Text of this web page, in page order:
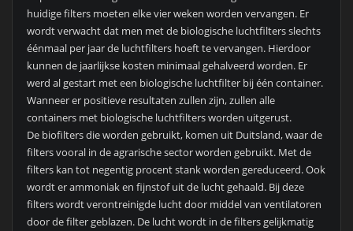
huidige filters moeten elke vier weken worden vervangen. Er
wordt verwacht dat men met de biologische luchtfilters slechts
éénmaal per jaar de luchtfilters hoeft te vervangen. Hierdoor
kunnen de jaarlijkse kosten minimaal gehalveerd worden. Er
werd al gestart met een biologische luchtfilter bij één container.
Wanneer er positieve resultaten zullen zijn, zullen alle
containers met biologische luchtfilters worden uitgerust.
De biofilters die worden gebruikt, komen uit Duitsland, waar de
filters vooral in de agrarische sector worden gebruikt. Met de
filters kan tot negentig procent stank worden gereduceerd. Ook
wordt er ammoniak en fijnstof uit de lucht gehaald. Bij deze
filters wordt verontreinigde lucht door middel van ventilatoren
door de filter geblazen. De lucht wordt in de filters gelijkmatig